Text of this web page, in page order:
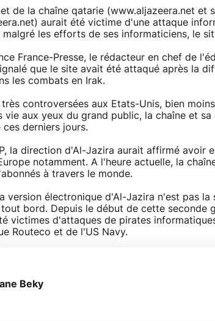
de la chaîne qatarie (www.aljazeera.net et
aurait été victime d'une attaque
les efforts de ses informaticiens, le
France-Presse, le rédacteur en chef de
que le site avait été attaqué après la
les combats en Irak.
très controversées aux Etats-Unis, bien
vie aux yeux du grand public, la chaîne et
derniers jours.
la direction d'Al-Jazira aurait affirmé avoir
notamment. A l'heure actuelle, la
à travers le monde.
version électronique d'Al-Jazira n'est pas la
bord. Depuis le début de cette seconde
victimes d'attaques de pirates
Routeco et de l'US Navy.
Beky